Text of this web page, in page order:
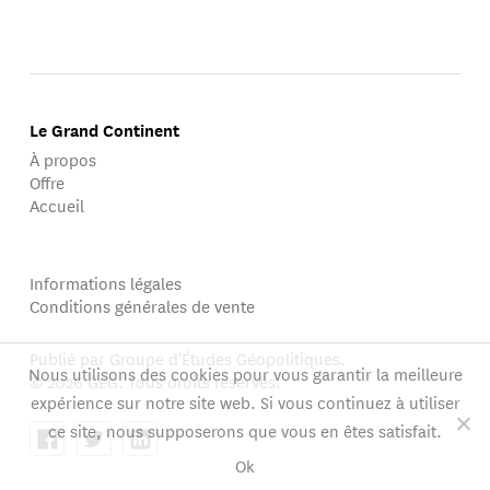
Le Grand Continent
À propos
Offre
Accueil
Informations légales
Conditions générales de vente
Publié par Groupe d'Études Géopolitiques.
© 2026 GEG. Tous droits réservés.
Nous utilisons des cookies pour vous garantir la meilleure
expérience sur notre site web. Si vous continuez à utiliser
ce site, nous supposerons que vous en êtes satisfait.
Ok